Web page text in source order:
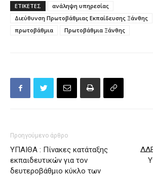
ΕΤΙΚΕΤΕΣ
ανάληψη υπηρεσίας
Διεύθυνση Πρωτοβάθμιας Εκπαίδευσης Ξάνθης
πρωτοβάθμια
Πρωτοβάθμια Ξάνθης
Προηγούμενο άρθρο
ΥΠΑΙΘΑ : Πίνακες κατάταξης
εκπαιδευτικών για τον
δευτεροβάθμιο κύκλο των